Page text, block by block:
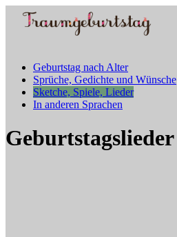
Geburtstag nach Alter
Sprüche, Gedichte und Wünsche
Sketche, Spiele, Lieder
In anderen Sprachen
Geburtstagslieder